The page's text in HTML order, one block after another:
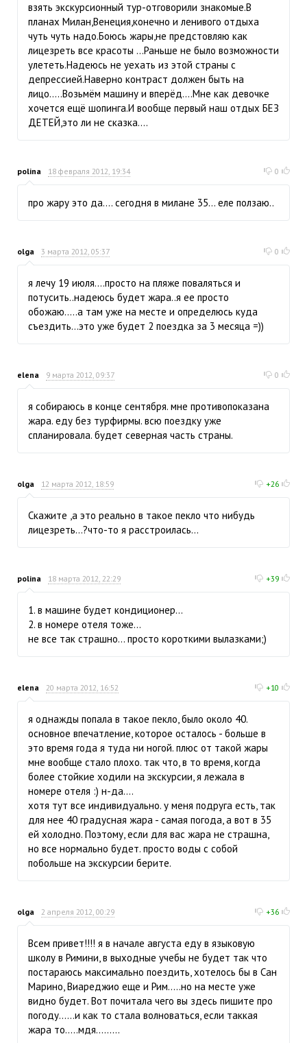
взять экскурсионный тур-отговорили знакомые.В
планах Милан,Венеция,конечно и ленивого отдыха
чуть чуть надо.Боюсь жары,не предстовляю как
лицезреть все красоты ...Раньше не было возможности
улететь.Надеюсь не уехать из этой страны с
депрессией.Наверно контраст должен быть на
лицо.....Возьмём машину и вперёд....Мне как девочке
хочется ещё шопинга.И вообще первый наш отдых БЕЗ
ДЕТЕЙ,это ли не сказка....
polina 18 февраля 2012, 19:34 0
про жару это да.... сегодня в милане 35... еле ползаю..
olga 3 марта 2012, 05:37 0
я лечу 19 июля....просто на пляже поваляться и
потусить..надеюсь будет жара..я ее просто
обожаю.....а там уже на месте и определюсь куда
съездить...это уже будет 2 поездка за 3 месяца =))
elena 9 марта 2012, 09:37 0
я собираюсь в конце сентября. мне противопоказана
жара. еду без турфирмы. всю поездку уже
спланировала. будет северная часть страны.
olga 12 марта 2012, 18:59 +26
Скажите ,а это реально в такое пекло что нибудь
лицезреть...?что-то я расстроилась...
polina 18 марта 2012, 22:29 +39
1. в машине будет кондиционер...
2. в номере отеля тоже...
не все так страшно... просто короткими вылазками;)
elena 20 марта 2012, 16:52 +10
я однажды попала в такое пекло, было около 40.
основное впечатление, которое осталось - больше в
это время года я туда ни ногой. плюс от такой жары
мне вообще стало плохо. так что, в то время, когда
более стойкие ходили на экскурсии, я лежала в
номере отеля :) н-да....
хотя тут все индивидуально. у меня подруга есть, так
для нее 40 градусная жара - самая погода, а вот в 35
ей холодно. Поэтому, если для вас жара не страшна,
но все нормально будет. просто воды с собой
побольше на экскурсии берите.
olga 2 апреля 2012, 00:29 +36
Всем привет!!!! я в начале августа еду в языковую
школу в Римини, в выходные учебы не будет так что
постараюсь максимально поездить, хотелось бы в Сан
Марино, Виареджио еще и Рим.....но на месте уже
видно будет. Вот почитала чего вы здесь пишите про
погоду......и как то стала волноваться, если таккая
жара то.....мдя.........